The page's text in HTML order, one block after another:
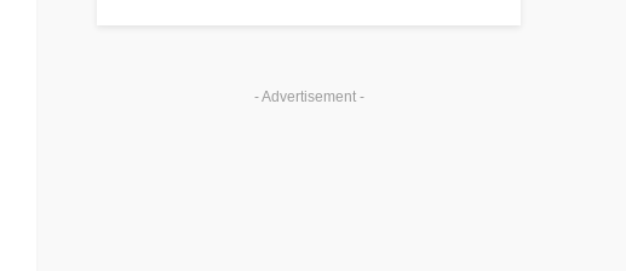
- Advertisement -